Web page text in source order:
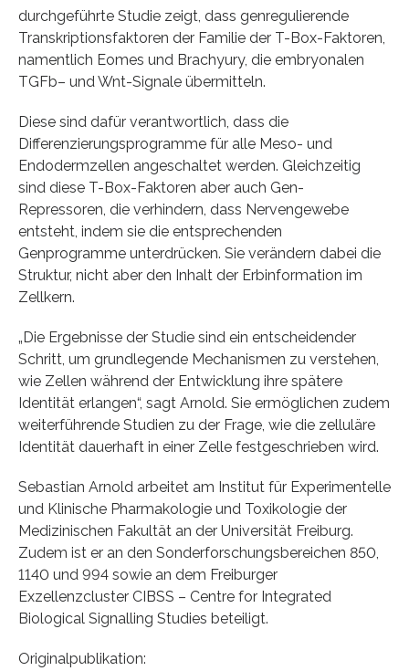
durchgeführte Studie zeigt, dass genregulierende
Transkriptionsfaktoren der Familie der T-Box-Faktoren,
namentlich Eomes und Brachyury, die embryonalen
TGFb– und Wnt-Signale übermitteln.
Diese sind dafür verantwortlich, dass die
Differenzierungsprogramme für alle Meso- und
Endodermzellen angeschaltet werden. Gleichzeitig
sind diese T-Box-Faktoren aber auch Gen-
Repressoren, die verhindern, dass Nervengewebe
entsteht, indem sie die entsprechenden
Genprogramme unterdrücken. Sie verändern dabei die
Struktur, nicht aber den Inhalt der Erbinformation im
Zellkern.
„Die Ergebnisse der Studie sind ein entscheidender
Schritt, um grundlegende Mechanismen zu verstehen,
wie Zellen während der Entwicklung ihre spätere
Identität erlangen“, sagt Arnold. Sie ermöglichen zudem
weiterführende Studien zu der Frage, wie die zelluläre
Identität dauerhaft in einer Zelle festgeschrieben wird.
Sebastian Arnold arbeitet am Institut für Experimentelle
und Klinische Pharmakologie und Toxikologie der
Medizinischen Fakultät an der Universität Freiburg.
Zudem ist er an den Sonderforschungsbereichen 850,
1140 und 994 sowie an dem Freiburger
Exzellenzcluster CIBSS – Centre for Integrated
Biological Signalling Studies beteiligt.
Originalpublikation: